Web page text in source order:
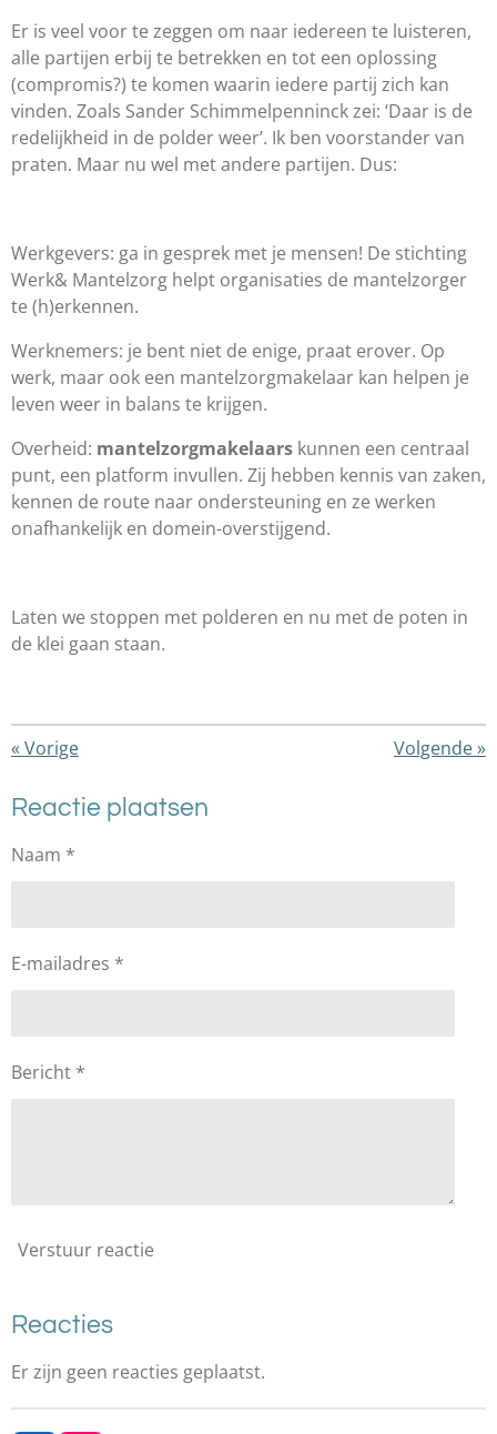
Er is veel voor te zeggen om naar iedereen te luisteren,
alle partijen erbij te betrekken en tot een oplossing
(compromis?) te komen waarin iedere partij zich kan
vinden. Zoals Sander Schimmelpenninck zei: ‘Daar is de
redelijkheid in de polder weer’. Ik ben voorstander van
praten. Maar nu wel met andere partijen. Dus:
Werkgevers: ga in gesprek met je mensen! De stichting
Werk& Mantelzorg helpt organisaties de mantelzorger
te (h)erkennen.
Werknemers: je bent niet de enige, praat erover. Op
werk, maar ook een mantelzorgmakelaar kan helpen je
leven weer in balans te krijgen.
Overheid: mantelzorgmakelaars kunnen een centraal
punt, een platform invullen. Zij hebben kennis van zaken,
kennen de route naar ondersteuning en ze werken
onafhankelijk en domein-overstijgend.
Laten we stoppen met polderen en nu met de poten in
de klei gaan staan.
« Vorige Volgende»
Reactie plaatsen
Naam *
E-mailadres *
Bericht *
Verstuur reactie
Reacties
Er zijn geen reacties geplaatst.